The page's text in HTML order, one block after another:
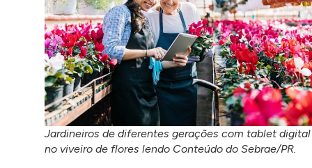
Jardineiros de diferentes gerações com tablet digital
no viveiro de flores lendo Conteúdo do Sebrae/PR.